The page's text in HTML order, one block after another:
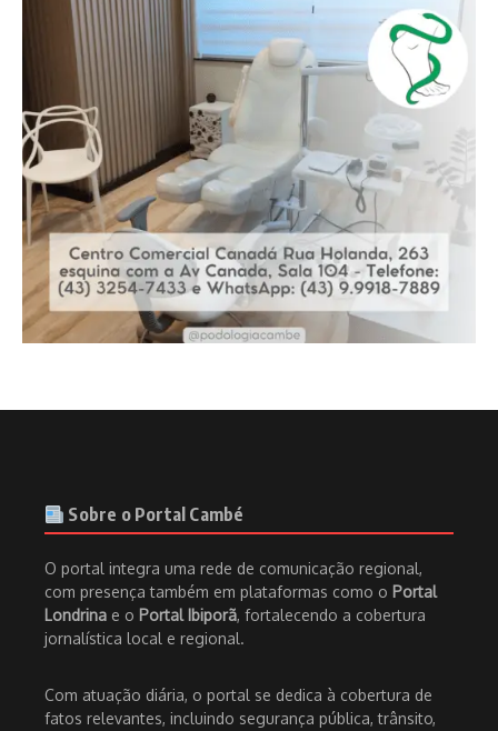
Sobre o Portal Cambé
O portal integra uma rede de comunicação regional,
com presença também em plataformas como o Portal
Londrina e o Portal Ibiporã, fortalecendo a cobertura
jornalística local e regional.
Com atuação diária, o portal se dedica à cobertura de
fatos relevantes, incluindo segurança pública, trânsito,